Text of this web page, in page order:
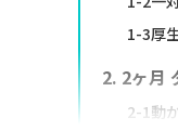
1-3厚
2. 2ヶ月
2-1動